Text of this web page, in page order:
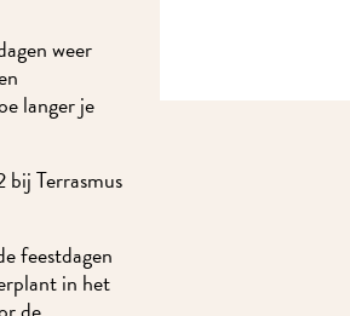
weer
langer je
bij Terrasmus
feestdagen
in het